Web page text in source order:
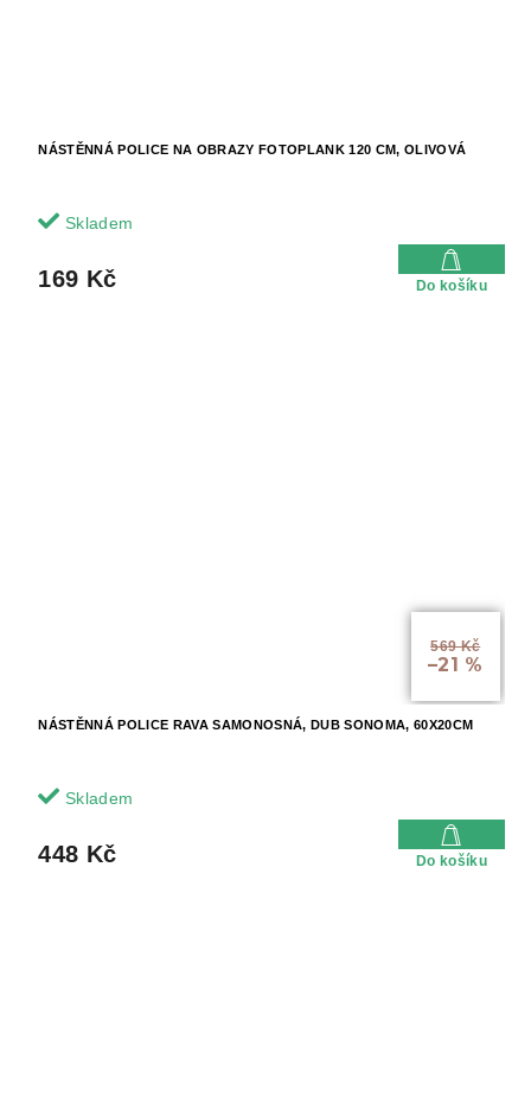
NÁSTĚNNÁ POLICE NA OBRAZY FOTOPLANK 120 CM, OLIVOVÁ
Skladem
169 Kč Do košíku
569 Kč
–21 %
NÁSTĚNNÁ POLICE RAVA SAMONOSNÁ, DUB SONOMA, 60X20CM
Skladem
448 Kč Do košíku